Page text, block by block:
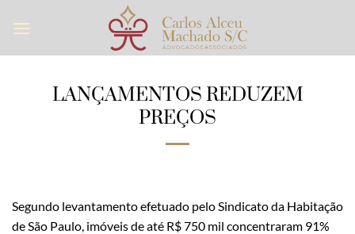
LANÇAMENTOS REDUZEM
PREÇOS
Segundo levantamento efetuado pelo Sindicato da Habitação
de São Paulo, imóveis de até R$ 750 mil concentraram 91%